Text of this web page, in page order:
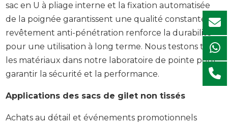
sac en U à pliage interne et la fixation automatisée
de la poignée garantissent une qualité constante. Le
revêtement anti-pénétration renforce la durabilité
pour une utilisation à long terme. Nous testons tous
les matériaux dans notre laboratoire de pointe pour
garantir la sécurité et la performance.
Applications des sacs de gilet non tissés
Achats au détail et événements promotionnels